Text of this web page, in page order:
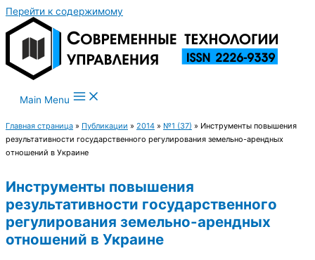
Перейти к содержимому
Main Menu
Главная страница » Публикации » 2014 » №1 (37) » Инструменты повышения
результативности государственного регулирования земельно-арендных
отношений в Украине
Инструменты повышения
результативности государственного
регулирования земельно-арендных
отношений в Украине